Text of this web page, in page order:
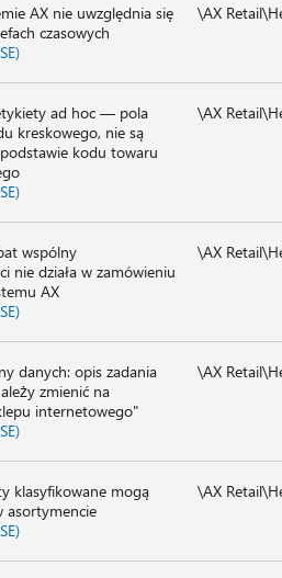
AX nie uwzględnia się
czasowych
\AX
ad hoc — pola
kreskowego, nie są
kodu towaru
\AX
wspólny
nie działa w zamówieniu
AX
\AX
danych: opis zadania
zmienić na
internetowego"
\AX
klasyfikowane mogą
asortymencie
\AX